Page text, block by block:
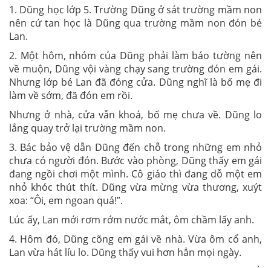
1. Dũng học lớp 5. Trường Dũng ở sát trường mầm non
nên cứ tan học là Dũng qua trường mầm non đón bé
Lan.
2. Một hôm, nhóm của Dũng phải làm báo tường nên
về muộn, Dũng vội vàng chạy sang trường đón em gái.
Nhưng lớp bé Lan đã đóng cửa. Dũng nghĩ là bố mẹ đi
làm về sớm, đã đón em rồi.
Nhưng ở nhà, cửa vẫn khoá, bố mẹ chưa về. Dũng lo
lắng quay trở lại trường mầm non.
3. Bác bảo vệ dẫn Dũng đến chỗ trong những em nhỏ
chưa có người đón. Bước vào phòng, Dũng thấy em gái
đang ngồi chơi một mình. Cô giáo thì đang dỗ một em
nhỏ khóc thút thít. Dũng vừa mừng vừa thương, xuýt
xoa: “Ôi, em ngoan quá!”.
Lúc ấy, Lan mới rơm rớm nước mắt, ôm chầm lấy anh.
4. Hôm đó, Dũng cõng em gái về nhà. Vừa ôm cổ anh,
Lan vừa hát líu lo. Dũng thấy vui hơn hẳn mọi ngày.